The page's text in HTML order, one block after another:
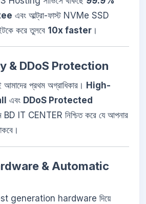
এবং আল্ট্রা-ফাস্ট NVMe SSD
করে তুলবে 10x faster ।
& DDoS Protection
আমাদের প্রথম অগ্রাধিকার। High-
এবং DDoS Protected
BD IT CENTER নিশ্চিত করে যে আপনার
& Automatic
generation hardware দিয়ে